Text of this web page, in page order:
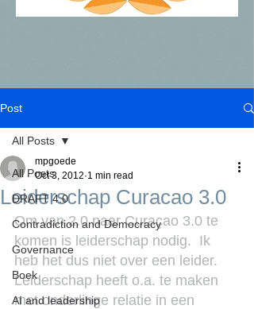
Post
All Posts
DRAFT 4.0
Contradiction and Democracy
Governance
Boek
AI and leadership
All Posts
Leiderschap Curacao 3.0
mpgoede
Oct 3, 2012 1 min read
Om van 2.0 naar Curaçao 3.0 te
komen is leiderschap nodig.  Ik
heb het dus niet over een leider.
Leiderschap heeft o.a. te maken
met onderlinge relatie in een